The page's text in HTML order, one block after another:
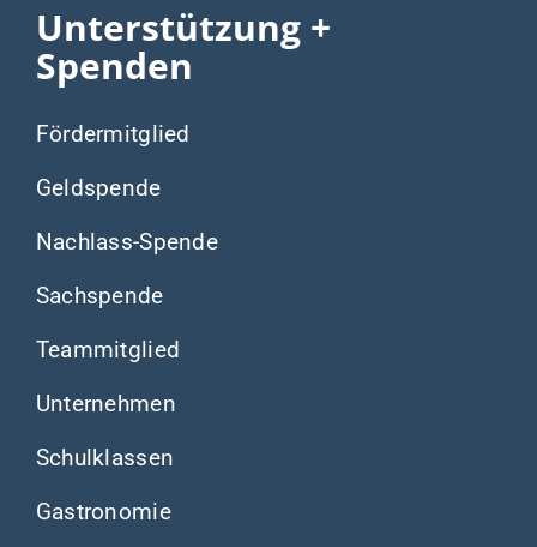
Unterstützung +
Spenden
Fördermitglied
Geldspende
Nachlass-Spende
Sachspende
Teammitglied
Unternehmen
Schulklassen
Gastronomie